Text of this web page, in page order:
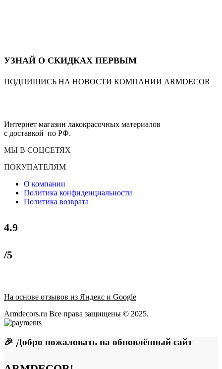
УЗНАЙ О СКИДКАХ ПЕРВЫМ
ПОДПИШИСЬ НА НОВОСТИ КОМПАНИИ ARMDECOR
Интернет магазин лакокрасочных материалов
с доставкой по РФ.
МЫ В СОЦСЕТЯХ
ПОКУПАТЕЛЯМ
О компании
Политика конфиденциальности
Политика возврата
4.9
/5
На основе отзывов из Яндекс и Google
Armdecors.ru Все права защищены © 2025. ​
🎉 Добро пожаловать на обновлённый сайт